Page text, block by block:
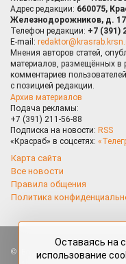
Адрес редакции: 660075,
Железнодорожников, д.
Телефон редакции: +7 (391)
E-mail:
Мнения авторов статей,
материалов, размещённых в
комментариев
с позицией редакции.
Архив материалов
Подача рекламы:
+7 (391) 211-56-88
Подписка на новости: RSS
«Красраб» в соцсетях:
Карта сайта
Все новости
Правила общения
Политика
Все права защищены.
Оставаясь на
использование